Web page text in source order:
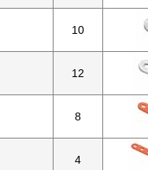
10
12
8
4